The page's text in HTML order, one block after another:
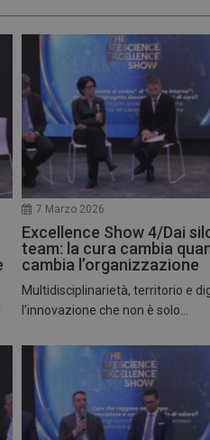
7 Marzo 2026
Excellence Show 4/Dai
team: la cura cambia
cambia l’organizzazione
Multidisciplinarietà, territorio e
l’innovazione che non è solo...